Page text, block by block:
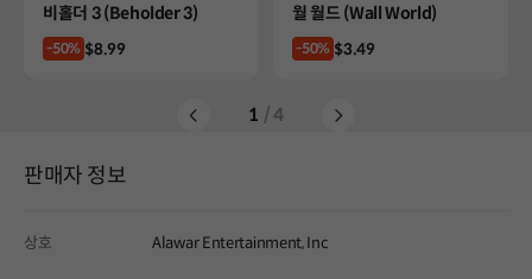
Product
비홀더 3 (Beholder 3)
-50% Price
$8.99
Product
월 월드 (Wall World)
-50% Price
$3.49
1 / 4
판매자 정보
상호 Alawar Entertainment, Inc